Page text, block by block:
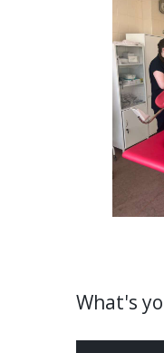
What's